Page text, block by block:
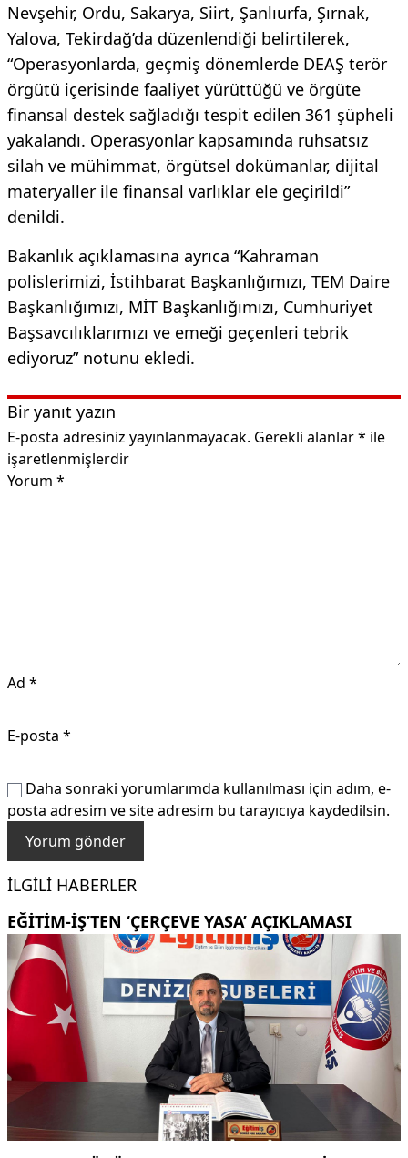
Nevşehir, Ordu, Sakarya, Siirt, Şanlıurfa, Şırnak,
Yalova, Tekirdağ’da düzenlendiği belirtilerek,
“Operasyonlarda, geçmiş dönemlerde DEAŞ terör
örgütü içerisinde faaliyet yürüttüğü ve örgüte
finansal destek sağladığı tespit edilen 361 şüpheli
yakalandı. Operasyonlar kapsamında ruhsatsız
silah ve mühimmat, örgütsel dokümanlar, dijital
materyaller ile finansal varlıklar ele geçirildi”
denildi.
Bakanlık açıklamasına ayrıca “Kahraman
polislerimizi, İstihbarat Başkanlığımızı, TEM Daire
Başkanlığımızı, MİT Başkanlığımızı, Cumhuriyet
Başsavcılıklarımızı ve emeği geçenleri tebrik
ediyoruz” notunu ekledi.
Bir yanıt yazın
E-posta adresiniz yayınlanmayacak. Gerekli alanlar* ile
işaretlenmişlerdir
Yorum *
Ad *
E-posta *
Daha sonraki yorumlarımda kullanılması için adım, e-
posta adresim ve site adresim bu tarayıcıya kaydedilsin.
İLGILI HABERLER
EĞITIM-İŞ’TEN ‘ÇERÇEVE YASA’ AÇIKLAMASI